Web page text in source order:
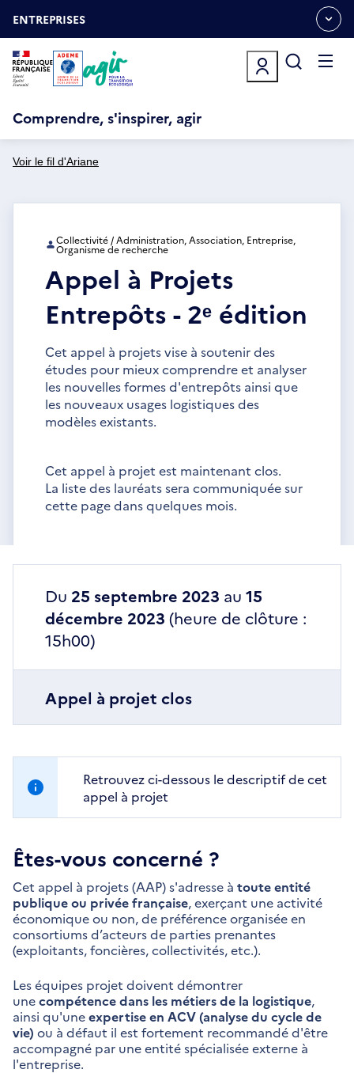
auOUVRIR
LE
MENU
ESPACE
ENTREPRISES
Comprendre, s'inspirer, agir
Voir le fil d'Ariane
Collectivité / Administration, Association, Entreprise,
Organisme de recherche
Appel à Projets
Entrepôts - 2ᵉ édition
Cet appel à projets vise à soutenir des
études pour mieux comprendre et analyser
les nouvelles formes d'entrepôts ainsi que
les nouveaux usages logistiques des
modèles existants.
Cet appel à projet est maintenant clos.
La liste des lauréats sera communiquée sur
cette page dans quelques mois.
Du 25 septembre 2023 au 15
décembre 2023 (heure de clôture :
15h00)
Appel à projet clos
Retrouvez ci-dessous le descriptif de cet
appel à projet
Êtes-vous concerné ?
Cet appel à projets (AAP) s'adresse à toute entité
publique ou privée française, exerçant une activité
économique ou non, de préférence organisée en
consortiums d’acteurs de parties prenantes
(exploitants, foncières, collectivités, etc.).
Les équipes projet doivent démontrer
unecompétence dans les métiers de la logistique,
ainsi qu'uneexpertise en ACV (analyse du cycle de
vie) ou à défaut il est fortement recommandé d'être
accompagné par une entité spécialisée externe à
l'entreprise.